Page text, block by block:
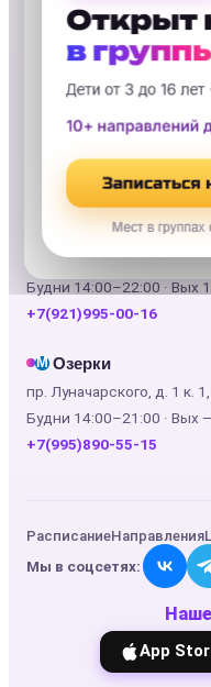
Будни 11:00–22:00 · Вых
+7(921)995-00-19
Звёздная
пр. Юрия Гагарина, 42
Будни 11:00–22:00 · Вых
+7(921)995-26-25
Купчино
Балканская пл., 5, ТРК
Будни 14:00–22:00 · Вых
+7(921)995-00-16
М Озерки
пр. Луначарского, д. 1 к.
Будни 14:00–21:00 · Вых
+7(995)890-55-15
РасписаниеНаправления
Мы в соцсетях:
App